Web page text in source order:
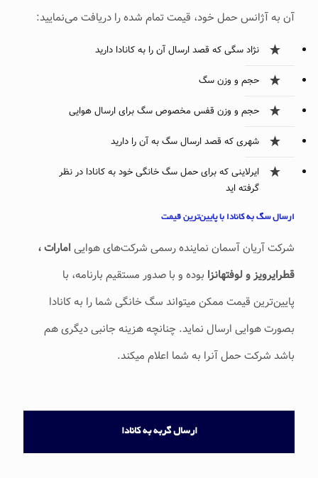
آن به آژانس حمل خود، قیمت تمام شده را دریافت می‌نمایید:
نژاد سگی که قصد ارسال آن را به کانادا دارید
حجم و وزن سگ
حجم و وزن قفس مخصوص سگ برای ارسال هوایی
شهری که قصد ارسال سگ به آن را دارید
ایرلاینی که برای حمل سگ خانگی خود به کانادا در نظر
گرفته اید
ارسال سگ به کانادا با پایین‌ترین قیمت
شرکت آریان آسمان نماینده رسمی شرکت‌های هوایی امارات ،
قطرایرویز و لوفتهانزا بوده و با صدور مستقیم بارنامه، با
پایین‌ترین قیمت ممکن میتواند سگ خانگی شما را به کانادا
بصورت هوایی ارسال نماید. چنانچه هزینه جانبی دیگری هم
باشد شرکت حمل آنرا به شما اعلام میکند.
ارسال گربه به کانادا